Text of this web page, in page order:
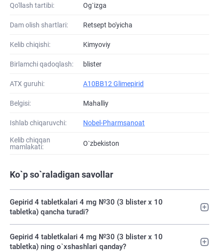
Qo'llash tartibi: Og`izga
Dam olish shartlari: Retsept bo'yicha
Kelib chiqishi: Kimyoviy
Birlamchi qadoqlash: blister
ATХ guruhi: A10BB12 Glimepirid
Belgisi: Mahalliy
Ishlab chiqaruvchi: Nobel-Pharmsanoat
Kelib chiqqan
mamlakati:
O`zbekiston
Ko`p so`raladigan savollar
Gepirid 4 tabletkalari 4 mg №30 (3 blister х 10
tabletka) qancha turadi?
Gepirid 4 tabletkalari 4 mg №30 (3 blister х 10
tabletka) ning o`xshashlari qanday?